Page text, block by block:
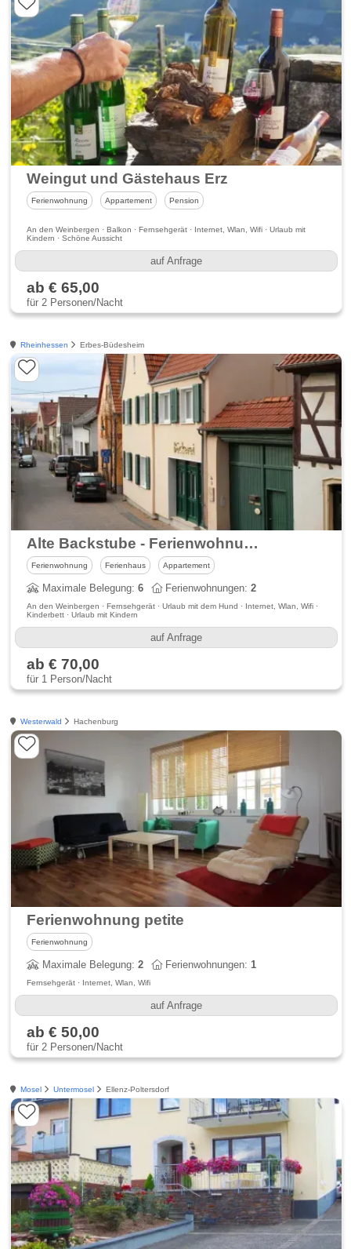
Weingut und Gästehaus Erz
Ferienwohnung Appartement Pension
An den Weinbergen · Balkon · Fernsehgerät · Internet, Wlan, Wifi · Urlaub mit
Kindern · Schöne Aussicht
auf Anfrage
ab € 65,00
für 2 Personen/Nacht
Rheinhessen Erbes-Büdesheim
Alte Backstube - Ferienwohnung und Appartement für 1 bis 6 Personen
Ferienwohnung Ferienhaus Appartement
Maximale Belegung:6 Ferienwohnungen:2
An den Weinbergen · Fernsehgerät · Urlaub mit dem Hund · Internet, Wlan, Wifi ·
Kinderbett · Urlaub mit Kindern
auf Anfrage
ab € 70,00
für 1 Person/Nacht
Westerwald Hachenburg
Ferienwohnung petite
Ferienwohnung
Maximale Belegung:2 Ferienwohnungen:1
Fernsehgerät · Internet, Wlan, Wifi
auf Anfrage
ab € 50,00
für 2 Personen/Nacht
Mosel Untermosel Ellenz-Poltersdorf